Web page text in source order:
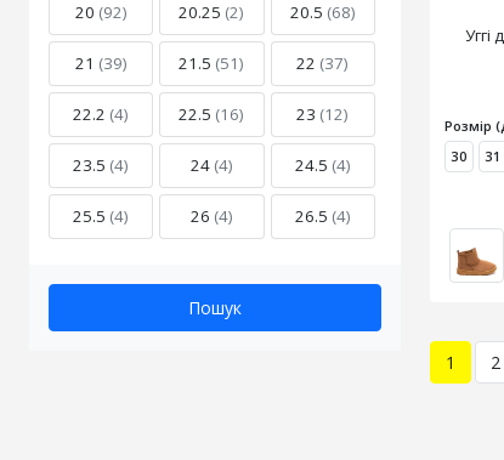
20 (92) 20.25 (2) 20.5 (68)
21 (39) 21.5 (51) 22 (37)
22.2 (4) 22.5 (16) 23 (12)
23.5 (4) 24 (4) 24.5 (4)
25.5 (4) 26 (4) 26.5 (4)
Пошук
Уггі
Розмір
30
31
1 2